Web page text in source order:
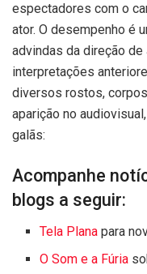
espectadores com o
ator. O desempenho é
advindas da direção
interpretações
diversos rostos,
aparição no
galãs:
Acompanhe
blogs a seguir:
Tela Plana para
O Som e a Fúria